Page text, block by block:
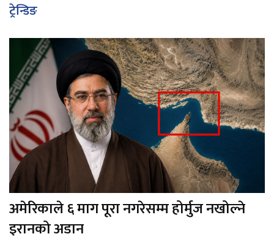
ट्रेन्डिङ
अमेरिकाले ६ माग पूरा नगरेसम्म होर्मुज नखोल्ने
इरानको अडान